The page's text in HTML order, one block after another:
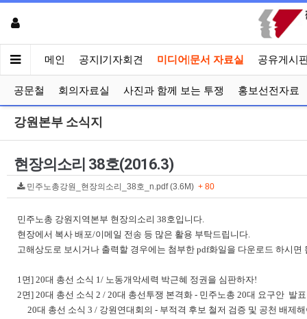
메인 공지|기자회견 미디어|문서 자료실 공유게시
공문철 회의자료실 사진과 함께 보는 투쟁 홍보선전자료
강원본부 소식지
현장의소리 38호(2016.3)
민주노총강원_현장의소리_38호_n.pdf (3.6M) + 80
민주노총 강원지역본부 현장의소리 38호입니다.
현장에서 복사 배포/이메일 전송 등 많은 활용 부탁드립니다.
고해상도로 보시거나 출력할 경우에는 첨부한 pdf화일을 다운로드 하시면
1면] 20대 총선 소식 1/ 노동개악세력 박근혜 정권을 심판하자!
2면] 20대 총선 소식 2 / 20대 총선투쟁 본격화 - 민주노총 20대 요구안 발표
20대 총선 소식 3 / 강원연대회의 - 부적격 후보 철저 검증 및 공천 배제